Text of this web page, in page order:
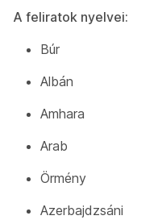
A feliratok nyelvei:
Búr
Albán
Amhara
Arab
Örmény
Azerbajdzsáni